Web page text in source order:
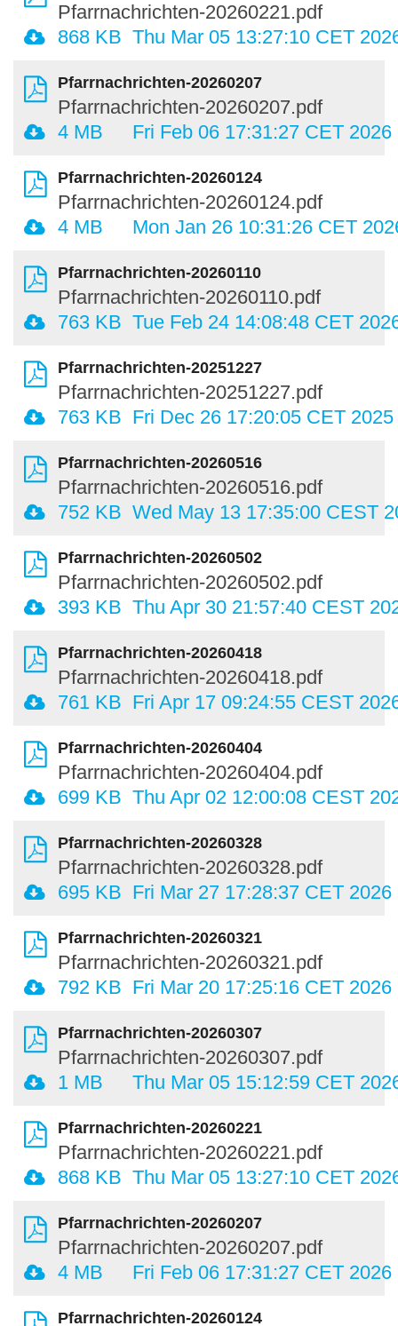
Pfarrnachrichten-20260221.pdf
868 KB Thu Mar 05 13:27:10 CET
Pfarrnachrichten-20260207
Pfarrnachrichten-20260207.pdf
4 MB
Fri Feb 06 17:31:27 CET 2026
Pfarrnachrichten-20260124
Pfarrnachrichten-20260124.pdf
4 MB
Mon Jan 26 10:31:26 CET
Pfarrnachrichten-20260110
Pfarrnachrichten-20260110.pdf
763 KB Tue Feb 24 14:08:48 CET
Pfarrnachrichten-20251227
Pfarrnachrichten-20251227.pdf
763 KB Fri Dec 26 17:20:05 CET 2025
Pfarrnachrichten-20260516
Pfarrnachrichten-20260516.pdf
752 KB Wed May 13 17:35:00 CEST
Pfarrnachrichten-20260502
Pfarrnachrichten-20260502.pdf
393 KB Thu Apr 30 21:57:40 CEST
Pfarrnachrichten-20260418
Pfarrnachrichten-20260418.pdf
761 KB Fri Apr 17 09:24:55 CEST
Pfarrnachrichten-20260404
Pfarrnachrichten-20260404.pdf
699 KB Thu Apr 02 12:00:08 CEST
Pfarrnachrichten-20260328
Pfarrnachrichten-20260328.pdf
695 KB Fri Mar 27 17:28:37 CET 2026
Pfarrnachrichten-20260321
Pfarrnachrichten-20260321.pdf
792 KB Fri Mar 20 17:25:16 CET 2026
Pfarrnachrichten-20260307
Pfarrnachrichten-20260307.pdf
1 MB
Thu Mar 05 15:12:59 CET
Pfarrnachrichten-20260221
Pfarrnachrichten-20260221.pdf
868 KB Thu Mar 05 13:27:10 CET
Pfarrnachrichten-20260207
Pfarrnachrichten-20260207.pdf
4 MB
Fri Feb 06 17:31:27 CET 2026
Pfarrnachrichten-20260124